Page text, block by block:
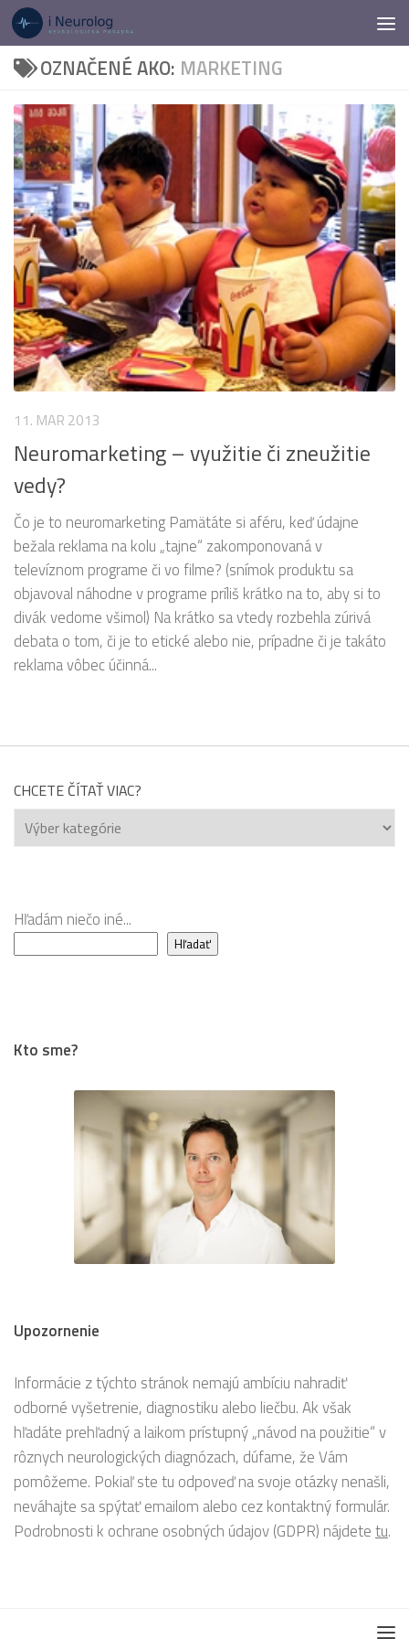
Preskočiť na obsah
OZNAČENÉ AKO: MARKETING
11. MAR 2013
Neuromarketing – využitie či zneužitie
vedy?
Čo je to neuromarketing Pamätáte si aféru, keď údajne
bežala reklama na kolu „tajne“ zakomponovaná v
televíznom programe či vo filme? (snímok produktu sa
objavoval náhodne v programe príliš krátko na to, aby si to
divák vedome všimol) Na krátko sa vtedy rozbehla zúrivá
debata o tom, či je to etické alebo nie, prípadne či je takáto
reklama vôbec účinná...
CHCETE ČÍTAŤ VIAC?
Chcete
čítať
Hľadám niečo iné...
Hľadať
Kto sme?
Upozornenie
Informácie z týchto stránok nemajú ambíciu nahradiť
odborné vyšetrenie, diagnostiku alebo liečbu. Ak však
hľadáte prehľadný a laikom prístupný „návod na použitie“ v
rôznych neurologických diagnózach, dúfame, že Vám
pomôžeme. Pokiaľ ste tu odpoveď na svoje otázky nenašli,
neváhajte sa spýtať emailom alebo cez kontaktný formulár.
Podrobnosti k ochrane osobných údajov (GDPR) nájdetetu.